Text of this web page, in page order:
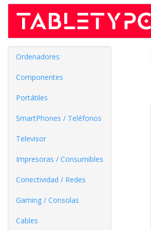
Ordenadores
Componentes
Portátiles
SmartPhones / Teléfonos
Televisor
Impresoras / Consumibles
Conectividad / Redes
Gaming / Consolas
Cables